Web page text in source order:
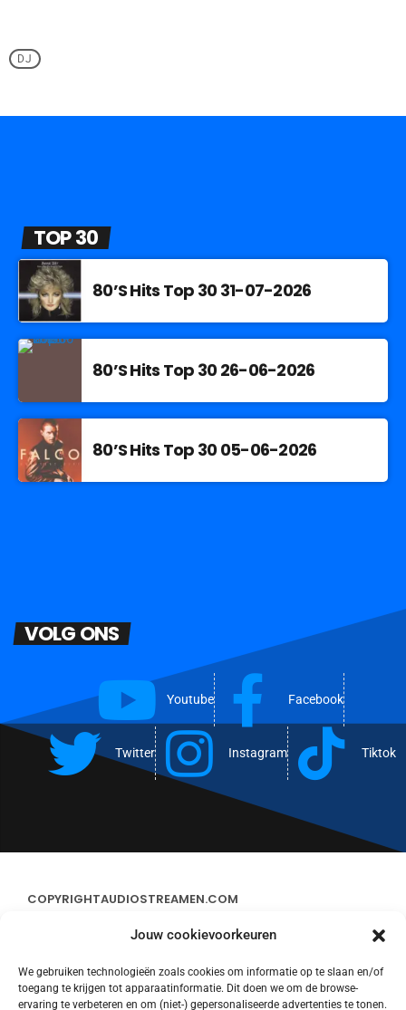
Jouw cookievoorkeuren
We gebruiken technologieën zoals cookies om informatie op te slaan en/of
toegang te krijgen tot apparaatinformatie. Dit doen we om de browse-
ervaring te verbeteren en om (niet-) gepersonaliseerde advertenties te tonen.
DJ
TOP 30
80’S Hits Top 30 31-07-2026
80’S Hits Top 30 26-06-2026
80’S Hits Top 30 05-06-2026
VOLG ONS
Youtube Facebook
Twitter Instagram Tiktok
COPYRIGHTAUDIOSTREAMEN.COM
CONTACT